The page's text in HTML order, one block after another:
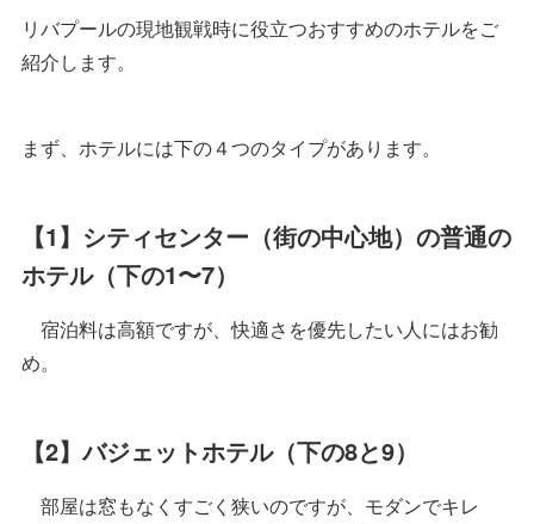
リバプールの現地観戦時に役立つおすすめのホテルをご
紹介します。
まず、ホテルには下の４つのタイプがあります。
【1】シティセンター（街の中心地）の普通の
ホテル（下の1〜7）
宿泊料は高額ですが、快適さを優先したい人にはお勧
め。
【2】バジェットホテル（下の8と9）
部屋は窓もなくすごく狭いのですが、モダンでキレ